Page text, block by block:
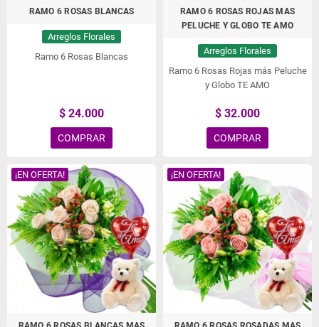
RAMO 6 ROSAS BLANCAS
Arreglos Florales
Ramo 6 Rosas Blancas
$ 24.000
COMPRAR
RAMO 6 ROSAS ROJAS MAS
PELUCHE Y GLOBO TE AMO
Arreglos Florales
Ramo 6 Rosas Rojas más Peluche
y Globo TE AMO
$ 32.000
COMPRAR
¡EN OFERTA! ¡EN OFERTA!